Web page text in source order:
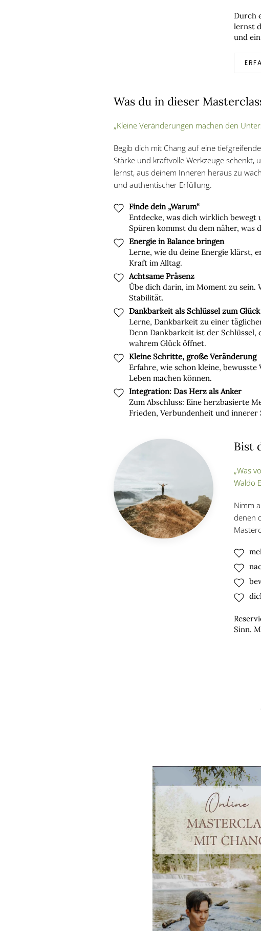
Durch
lernst
und
Was du in dieser
„Kleine Veränderungen machen den
Begib dich mit Chang auf eine
Stärke und kraftvolle Werkzeuge schenkt,
lernst, aus deinem Inneren heraus zu
und authentischer Erfüllung.
Finde dein „Warum“
Entdecke, was dich wirklich
Spüren kommst du dem näher, was
Energie in Balance bringen
Lerne, wie du deine Energie klärst,
Kraft im Alltag.
Achtsame Präsenz
Übe dich darin, im Moment zu sein.
Stabilität.
Dankbarkeit als Schlüssel zum Glück
Lerne, Dankbarkeit zu einer
Denn Dankbarkeit ist der
wahrem Glück öffnet.
Kleine Schritte, große Veränderung
Erfahre, wie schon kleine,
Leben machen können.
Integration: Das Herz als Anker
Zum Abschluss: Eine herzbasierte
Frieden, Verbundenheit und innerer
Bist
„Was
Waldo
Nimm
denen
Sinn.